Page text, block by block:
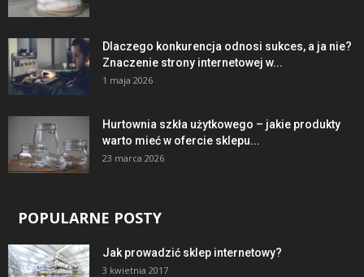
Dlaczego konkurencja odnosi sukces, a ja nie?
Znaczenie strony internetowej w...
1 maja 2026
Hurtownia szkła użytkowego – jakie produkty
warto mieć w ofercie sklepu...
23 marca 2026
POPULARNE POSTY
Jak prowadzić sklep internetowy?
3 kwietnia 2017